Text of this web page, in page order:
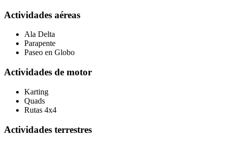
Actividades aéreas
Ala Delta
Parapente
Paseo en Globo
Actividades de motor
Karting
Quads
Rutas 4x4
Actividades terrestres